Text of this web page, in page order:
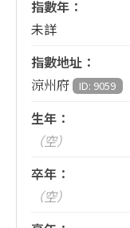
指數年：
未詳
指數地址：
涼州府 ID: 9059
生年：
（空）
卒年：
（空）